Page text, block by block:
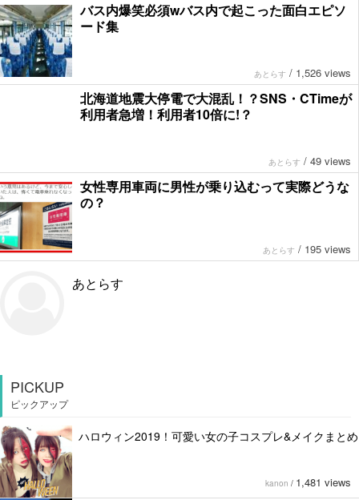
バス内爆笑必須wバス内で起こった面白エピソ
ード集
あとらす / 1,526 views
北海道地震大停電で大混乱！？SNS・CTimeが
利用者急増！利用者10倍に!？
あとらす / 49 views
女性専用車両に男性が乗り込むって実際どうな
の？
あとらす / 195 views
あとらす
PICKUP
ピックアップ
ハロウィン2019！可愛い女の子コスプレ&メイクまとめ
kanon / 1,481 views